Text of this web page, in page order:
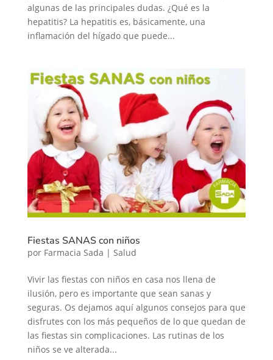
algunas de las principales dudas. ¿Qué es la
hepatitis? La hepatitis es, básicamente, una
inflamación del hígado que puede...
Fiestas SANAS con niños
por Farmacia Sada | Salud
Vivir las fiestas con niños en casa nos llena de
ilusión, pero es importante que sean sanas y
seguras. Os dejamos aquí algunos consejos para que
disfrutes con los más pequeños de lo que quedan de
las fiestas sin complicaciones. Las rutinas de los
niños se ve alterada...